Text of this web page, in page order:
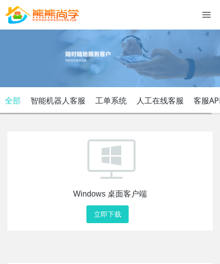
全部 智能机器人客服 工单系统 人工在线客服 客服
Windows 桌面客户端
立即下载